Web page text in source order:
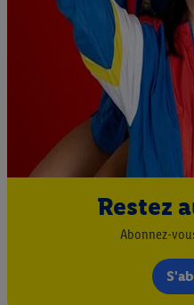
Restez
Abonnez-